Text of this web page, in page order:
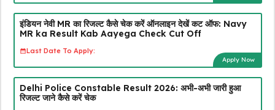
इंडियन नेवी MR का रिजल्ट कैसे चेक करें ऑनलाइन देखें कट ऑफ: Navy
MR ka Result Kab Aayega Check Cut Off
Last Date To Apply:
Apply Now
Delhi Police Constable Result 2026: अभी-अभी जारी हुआ
रिजल्ट जाने कैसे करें चेक